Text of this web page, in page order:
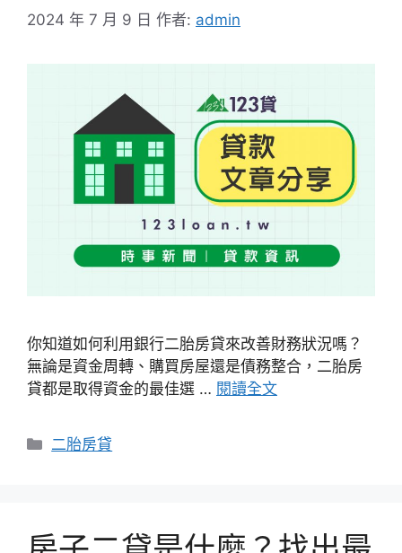
2024 年 7 月 9 日 作者: admin
你知道如何利用銀行二胎房貸來改善財務狀況嗎？
無論是資金周轉、購買房屋還是債務整合，二胎房
貸都是取得資金的最佳選 … 閱讀全文
分
二胎房貸